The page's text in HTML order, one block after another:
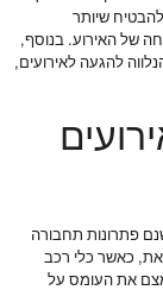
שיותר
של האירוע. בנוסף,
להגעה לאירועים,
פתרונות תחבורה
כאשר כלי רכב
את העומס על